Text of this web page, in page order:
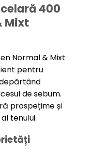
400
Mixt
Normal & Mixt
pentru
de sebum.
prospețime și
tenului.